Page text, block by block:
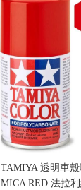
TAMIYA 透明車
MICA RED 法拉